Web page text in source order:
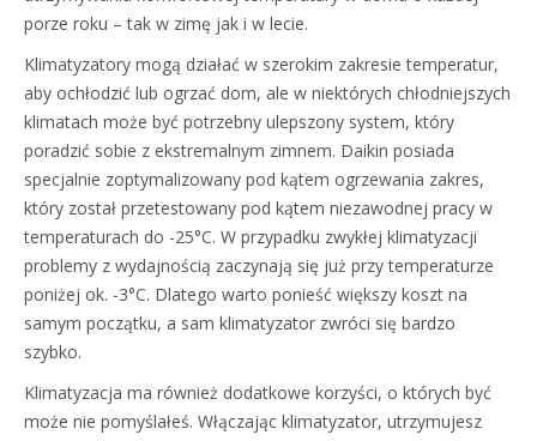
porze roku – tak w zimę jak i w lecie.
Klimatyzatory mogą działać w szerokim zakresie temperatur,
aby ochłodzić lub ogrzać dom, ale w niektórych chłodniejszych
klimatach może być potrzebny ulepszony system, który
poradzić sobie z ekstremalnym zimnem. Daikin posiada
specjalnie zoptymalizowany pod kątem ogrzewania zakres,
który został przetestowany pod kątem niezawodnej pracy w
temperaturach do -25°C. W przypadku zwykłej klimatyzacji
problemy z wydajnością zaczynają się już przy temperaturze
poniżej ok. -3°C. Dlatego warto ponieść większy koszt na
samym początku, a sam klimatyzator zwróci się bardzo
szybko.
Klimatyzacja ma również dodatkowe korzyści, o których być
może nie pomyślałeś. Włączając klimatyzator, utrzymujesz